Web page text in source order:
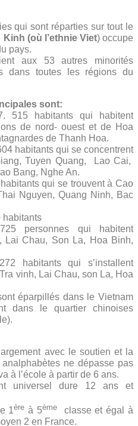
qui sont réparties sur tout le
Kinh (où l’ethnie Viet) occupe
pays.
aux 53 autres minorités
dans toutes les régions du
sont:
515 habitants qui habitent
de nord- ouest et de Hoa
de Thanh Hoa.
habitants qui se concentrent
Tuyen Quang, Lao Cai,
Bang, Nghe An.
qui se trouvent à Cao
Nguyen, Quang Ninh, Bac
habitants
personnes qui habitent
Chau, Son La, Hoa Binh,
habitants qui s’installent
vinh, Lai Chau, son La, Hoa
éparpillés dans le Vietnam
dans le quartier chinoises
avec le soutien et la
ne dépasse pas
à l’école à partir de 6 ans.
universel dure 12 ans et
1ère à 5ème classe et égal à
2 en France.